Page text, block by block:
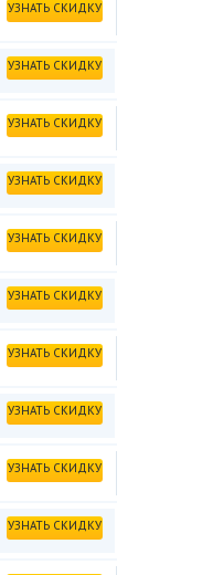
УЗНАТЬ СКИДКУ
УЗНАТЬ СКИДКУ
УЗНАТЬ СКИДКУ
УЗНАТЬ СКИДКУ
УЗНАТЬ СКИДКУ
УЗНАТЬ СКИДКУ
УЗНАТЬ СКИДКУ
УЗНАТЬ СКИДКУ
УЗНАТЬ СКИДКУ
УЗНАТЬ СКИДКУ